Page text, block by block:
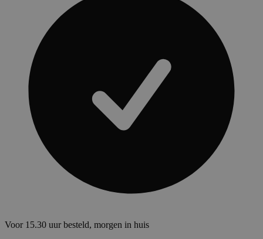
Voor 15.30 uur besteld, morgen in huis